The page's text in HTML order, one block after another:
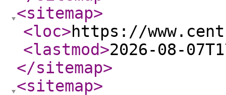
<sitemap>
<loc>https://
<lastmod>2026-08-
</sitemap>
<sitemap>